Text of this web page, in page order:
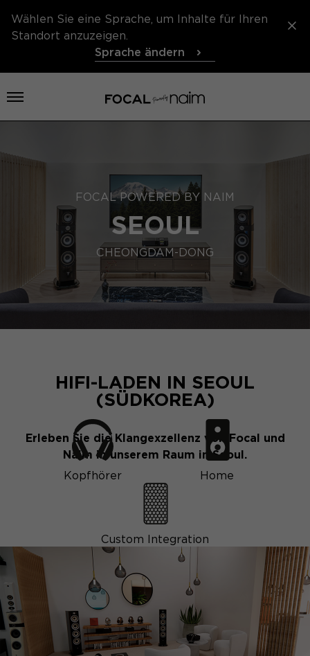
Wählen Sie eine Sprache, um Inhalte für Ihren
Standort anzuzeigen.
Sprache ändern
Menü öffnen
FOCAL POWERED BY NAIM
SEOUL
CHEONGDAM-DONG
HIFI-LADEN IN SEOUL
(SÜDKOREA)
Erleben Sie die Klangexzellenz von Focal und
Naim in unserem Raum in Seoul.
Kopfhörer
Home
Custom Integration